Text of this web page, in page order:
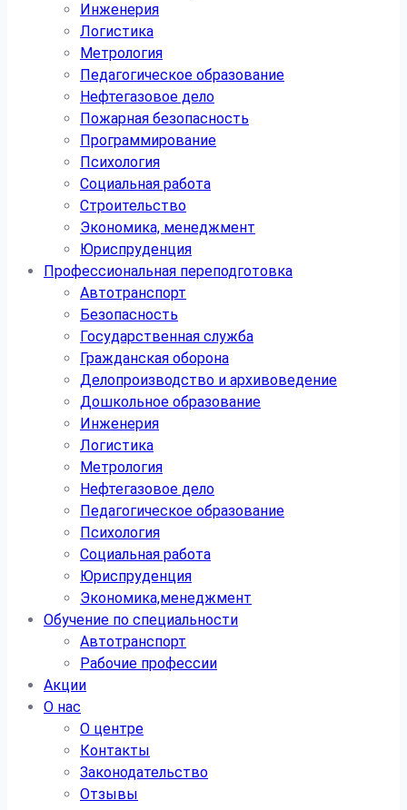
Инженерия
Логистика
Метрология
Педагогическое образование
Нефтегазовое дело
Пожарная безопасность
Программирование
Психология
Социальная работа
Строительство
Экономика, менеджмент
Юриспруденция
Профессиональная переподготовка
Автотранспорт
Безопасность
Государственная служба
Гражданская оборона
Делопроизводство и архивоведение
Дошкольное образование
Инженерия
Логистика
Метрология
Нефтегазовое дело
Педагогическое образование
Психология
Социальная работа
Юриспруденция
Экономика,менеджмент
Обучение по специальности
Автотранспорт
Рабочие профессии
Акции
О нас
О центре
Контакты
Законодательство
Отзывы